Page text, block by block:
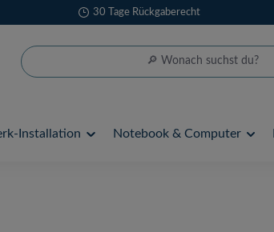
30 Tage Rückgaberecht
Installation Notebook & Computer